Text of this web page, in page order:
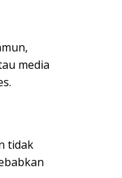
media
tidak